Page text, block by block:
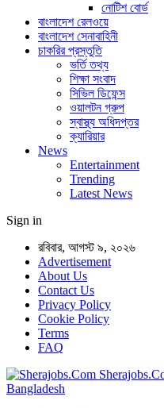
নোটিশ বোর্ড
বাংলাদেশ রেলওয়ে
বাংলাদেশ সেনাবাহিনী
চাকরির প্রস্তুতি
ভর্তি তথ্য
শিক্ষা সংবাদ
সিভিল ডিফেন্স
ওয়ালটন গ্রুপ
স্বাস্থ্য অধিদপ্তর
ক্যারিয়ার
News
Entertainment
Trending
Latest News
Sign in
রবিবার, আগস্ট ৯, ২০২৬
Advertisement
About Us
Contact Us
Privacy Policy
Cookie Policy
Terms
FAQ
Bangladesh